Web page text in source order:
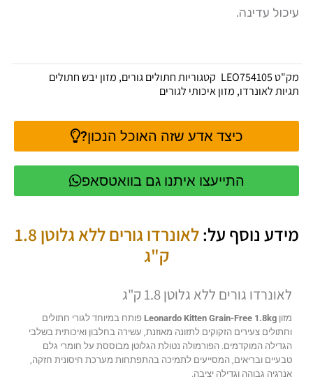
עיכול עדינה.
מק"טLEO754105 קטגוריותחתולים גורים, מזון יבש חתולים
תגיותלאונרדו, מזון איכותי לגורים
כיצד אדע שזה האוכל הנכון?
התייעצו איתנו גם בוואטסאפ
מידע נוסף על:
לאונרדו גורים ללא גלוטן 1.8
ק"ג
לאונרדו גורים ללא גלוטן 1.8 ק"ג
מזון Leonardo Kitten Grain-Free 1.8kg פותח במיוחד לגורי חתולים
וחתולים צעירים הזקוקים לתזונה מאוזנת, עשירה בחלבון ואיכותית בשלבי
הגדילה המוקדמים. הפורמולה נטולת הגלוטן מבוססת על חומרי גלם
טבעיים ובריאים, המסייעים לתמיכה בהתפתחות מערכת חיסונית חזקה,
אנרגיה גבוהה וגדילה יציבה.